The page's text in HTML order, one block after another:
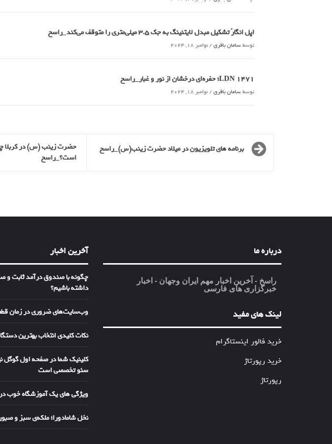
اپل انگارً تشکیل مبدل لایتنینگ به جک ۳.۵ میلی‌متری را متوقف می‌کند_راسخ
توسطسامان باقری / نوامبر 18, 2024
LDN 1471؛ حفره‌ای درخشان از نور و غبار_راسخ
توسطسامان باقری / نوامبر 18, 2024
برنامه های تلویزیون در میلاد حضرت زینب(س)_راسخ
حضرت زینب (س) در کربلا
است؟_راسخ
درباره ما
راسخ - آخرین اخبار مهم ایران وجهان - اخبار
خبرگزاری های فارسی
لینک های مفید
خرید فالور اینستاگرام
خرید رپورتاژ
رپورتاژ
آخرین اخبار
چگونه با صندوق درآمد ثابت و
داشته باشیم؟
وب‌سایت‌های ضروری در زمان
نکات کلیدی انتخاب بهترین
کلینیک شما در صفحه اول
سئو تخصصی است
ویژگی های یک آموزشگاه خوب
نخل شامادورا؛ ملکه‌ی سبز و